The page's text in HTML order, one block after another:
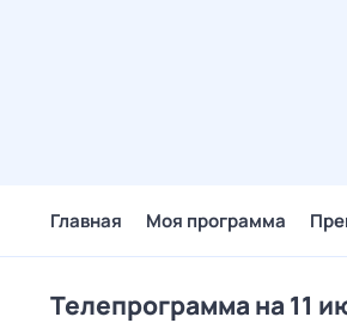
Главная Моя программа
Телепрограмма на 11